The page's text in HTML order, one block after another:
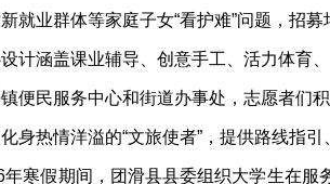
业群体等家庭子女“看护难”问题，招募
计涵盖课业辅导、创意手工、活力体育
便民服务中心和街道办事处，志愿者们
身热情洋溢的“文旅使者”，提供路线指
假期间，团滑县县委组织大学生在服务